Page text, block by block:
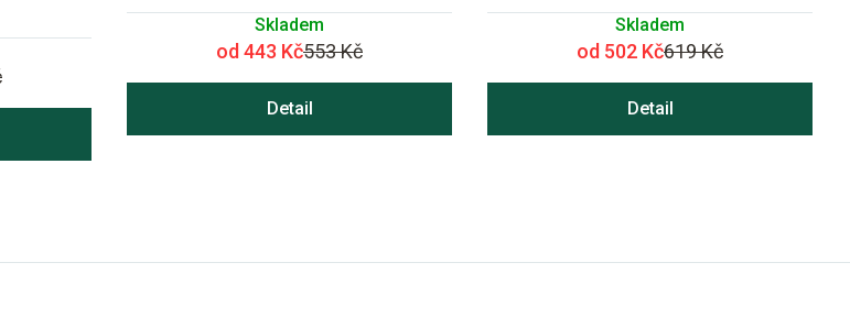
Skladem
od 443 Kč553 Kč
Detail
Skladem
od 502 Kč619 Kč
Detail